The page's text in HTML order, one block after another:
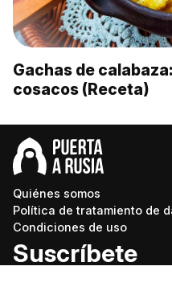
Gachas de
cosacos (Receta)
Quiénes somos
Política de tratamiento de
Condiciones de uso
Suscríbete